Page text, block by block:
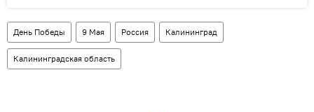
День Победы 9 Мая Россия Калининград
Калининградская область